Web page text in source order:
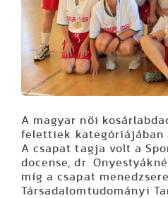
A magyar női
felettiek kategóriájában
A csapat tagja volt a
docense, dr.
míg a csapat
Társadalomtudományi